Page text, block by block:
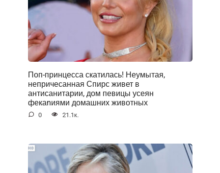
Поп-принцесса скатилась! Неумытая,
непричесанная Спирс живет в
антисанитарии, дом певицы усеян
фекаnиями домашних животных
0 21.1к.